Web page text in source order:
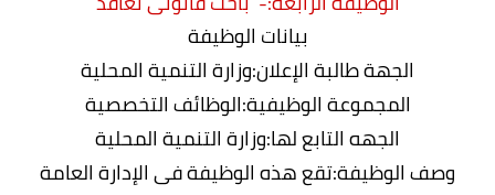
بيانات الوظيفة
الجهة طالبة الإعلان:وزارة التنمية المحلية
المجموعة الوظيفية:الوظائف التخصصية
الجهه التابع لها:وزارة التنمية المحلية
وصف الوظيفة:تقع هذه الوظيفة فى الإدارة العامة